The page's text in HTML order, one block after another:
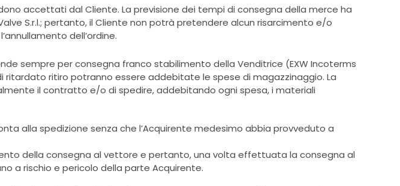
accettati dal Cliente. La previsione dei tempi di consegna della merce ha
S.r.l.; pertanto, il Cliente non potrà pretendere alcun risarcimento e/o
dell’ordine.
sempre per consegna franco stabilimento della Venditrice (EXW Incoterms
ritardato ritiro potranno essere addebitate le spese di magazzinaggio. La
il contratto e/o di spedire, addebitando ogni spesa, i materiali
alla spedizione senza che l’Acquirente medesimo abbia provveduto a
della consegna al vettore e pertanto, una volta effettuata la consegna al
a rischio e pericolo della parte Acquirente.